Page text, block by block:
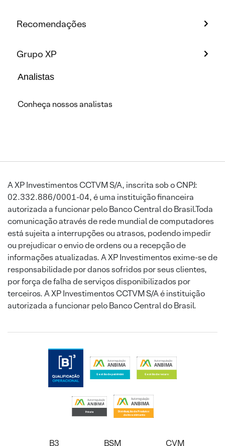
Recomendações
Grupo XP
Analistas
Conheça nossos analistas
A XP Investimentos CCTVM S/A, inscrita sob o CNPJ:
02.332.886/0001-04, é uma instituição financeira
autorizada a funcionar pelo Banco Central do Brasil.Toda
comunicação através de rede mundial de computadores
está sujeita a interrupções ou atrasos, podendo impedir
ou prejudicar o envio de ordens ou a recepção de
informações atualizadas. A XP Investimentos exime-se de
responsabilidade por danos sofridos por seus clientes,
por força de falha de serviços disponibilizados por
terceiros. A XP Investimentos CCTVM S/A é instituição
autorizada a funcionar pelo Banco Central do Brasil.
B3 BSM CVM